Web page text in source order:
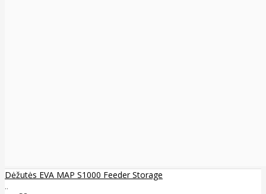
Dėžutės EVA MAP S1000 Feeder Storage
..